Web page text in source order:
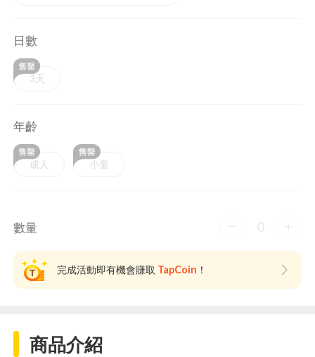
日數
3天
年齡
成人 小童
數量 0
完成活動即有機會賺取 TapCoin ！
商品介紹